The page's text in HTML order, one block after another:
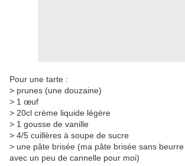
Pour une tarte :
> prunes (une douzaine)
> 1 œuf
> 20cl crème liquide légère
> 1 gousse de vanille
> 4/5 cuillères à soupe de sucre
> une pâte brisée (ma pâte brisée sans
avec un peu de cannelle pour moi)